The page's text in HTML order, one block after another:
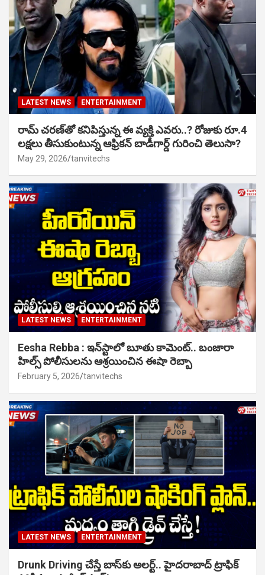
LATEST NEWS ENTERTAINMENT
రామ్ చరణ్‌తో కనిపిస్తున్న ఈ వ్యక్తి ఎవరు..? రోజుకు రూ.4
లక్షలు తీసుకుంటున్న ఆఫ్రికన్ బాడీగార్డ్ గురించి తెలుసా?
May 29, 2026 tanvitechs
LATEST NEWS ENTERTAINMENT
Eesha Rebba : ఇన్‌స్టాలో బూతు కామెంట్.. బంజారా
హిల్స్ పోలీసులను ఆశ్రయించిన ఈషా రెబ్బా
February 5, 2026 tanvitechs
LATEST NEWS ENTERTAINMENT
Drunk Driving చేస్తే బాస్‌కు అలర్ట్.. హైదరాబాద్ ట్రాఫిక్